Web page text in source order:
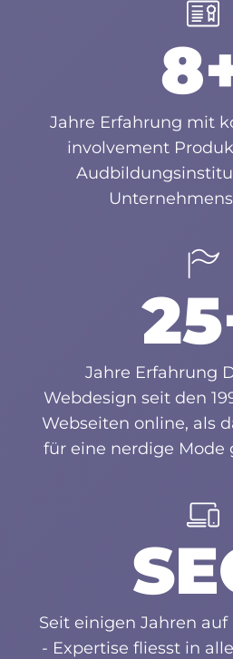
Jahre Erfahrung mit
involvement
Jahre Erfahrung
Webdesign seit den
Webseiten online, als
für eine nerdige Mode
Seit einigen Jahren auf
- Expertise fliesst in